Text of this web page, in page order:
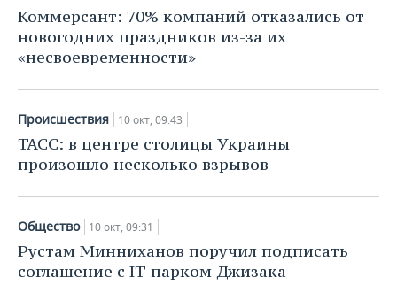
НЕФТЕХИМИЯ
НЕФТЬ
ОПК
ЭНЕРГЕТИКА
РОЗНИЧНАЯ ТОРГОВЛЯ
УСЛУГИ
НОВОСТИ ТЕХНОЛОГИЙ
МЕДИА
ТЕЛЕКОММУНИКАЦИИ
МЕРОПРИЯТИЯ
ВЫЕЗДНАЯ РЕДАКЦИЯ
БИЗНЕС-БРАНЧИ
ONLINE-КОНФЕРЕНЦИИ
ОТКРЫТАЯ ЛЕКЦИЯ
НОВОСТИ СПОРТА
ФУТБОЛ
ХОККЕЙ
БАСКЕТБОЛ
ВОЛЕЙБОЛ
ОБЩЕСТВО
НОВОСТИ ОБЩЕСТВА
ВЛАСТЬ
ИНФРАСТРУКТУРА
ИСТОРИЯ
ФОТОГАЛЕРЕЯ
СЮЖЕТЫ
СПРАВОЧНИК
СПИСОК ПЕРСОН
ПОЛНАЯ ВЕРСИЯ
Коммерсант: 70% компаний отказались от
новогодних праздников из-за их
«несвоевременности»
Происшествия 10 окт, 09:43
ТАСС: в центре столицы Украины
произошло несколько взрывов
Общество 10 окт, 09:31
Рустам Минниханов поручил подписать
соглашение с IT-парком Джизака